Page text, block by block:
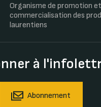
Organisme de promotion
commercialisation des
laurentiens
à
Abonnement